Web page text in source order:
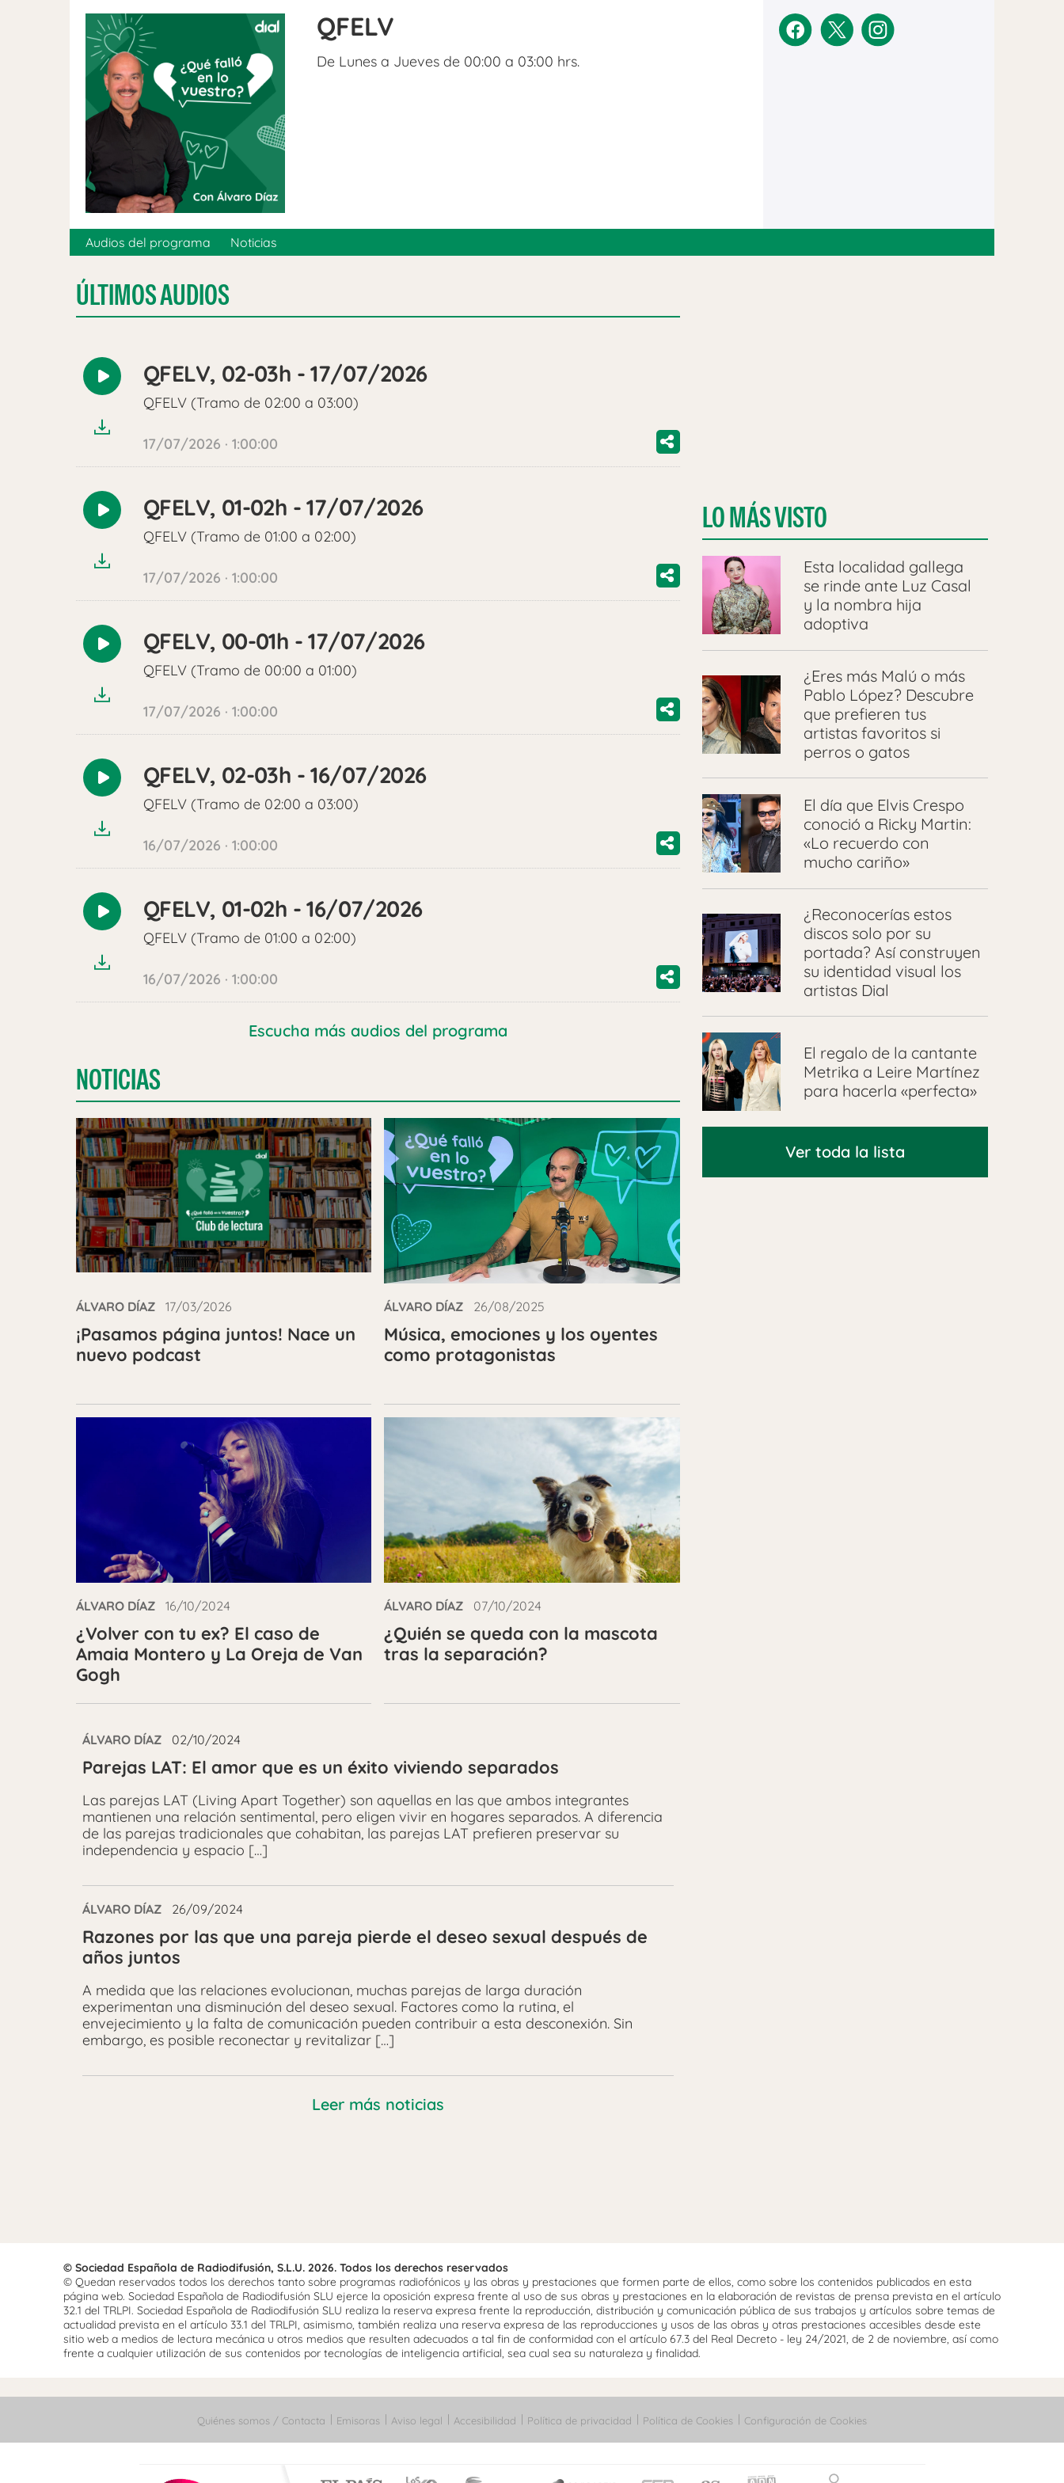
QFELV
De Lunes a Jueves de 00:00 a 03:00 hrs.
Audios del programa Noticias
ÚLTIMOS AUDIOS
ReproducirQFELV, 02-03h - 17/07/2026
QFELV (Tramo de 02:00 a 03:00)
17/07/2026 · 1:00:00
ReproducirQFELV, 01-02h - 17/07/2026
QFELV (Tramo de 01:00 a 02:00)
17/07/2026 · 1:00:00
ReproducirQFELV, 00-01h - 17/07/2026
QFELV (Tramo de 00:00 a 01:00)
17/07/2026 · 1:00:00
ReproducirQFELV, 02-03h - 16/07/2026
QFELV (Tramo de 02:00 a 03:00)
16/07/2026 · 1:00:00
ReproducirQFELV, 01-02h - 16/07/2026
QFELV (Tramo de 01:00 a 02:00)
16/07/2026 · 1:00:00
Escucha más audios del programa
NOTICIAS
ÁLVARO DÍAZ 17/03/2026
¡Pasamos página juntos! Nace un
nuevo podcast
ÁLVARO DÍAZ 26/08/2025
Música, emociones y los oyentes
como protagonistas
ÁLVARO DÍAZ 16/10/2024
¿Volver con tu ex? El caso de
Amaia Montero y La Oreja de Van
Gogh
ÁLVARO DÍAZ 07/10/2024
¿Quién se queda con la mascota
tras la separación?
ÁLVARO DÍAZ 02/10/2024
Parejas LAT: El amor que es un éxito viviendo separados
Las parejas LAT (Living Apart Together) son aquellas en las que ambos integrantes
mantienen una relación sentimental, pero eligen vivir en hogares separados. A diferencia
de las parejas tradicionales que cohabitan, las parejas LAT prefieren preservar su
independencia y espacio […]
ÁLVARO DÍAZ 26/09/2024
Razones por las que una pareja pierde el deseo sexual después de
años juntos
A medida que las relaciones evolucionan, muchas parejas de larga duración
experimentan una disminución del deseo sexual. Factores como la rutina, el
envejecimiento y la falta de comunicación pueden contribuir a esta desconexión. Sin
embargo, es posible reconectar y revitalizar […]
Leer más noticias
LO MÁS VISTO
Esta localidad gallega
se rinde ante Luz Casal
y la nombra hija
adoptiva
¿Eres más Malú o más
Pablo López? Descubre
que prefieren tus
artistas favoritos si
perros o gatos
El día que Elvis Crespo
conoció a Ricky Martin:
«Lo recuerdo con
mucho cariño»
¿Reconocerías estos
discos solo por su
portada? Así construyen
su identidad visual los
artistas Dial
El regalo de la cantante
Metrika a Leire Martínez
para hacerla «perfecta»
Ver toda la lista
© Sociedad Española de Radiodifusión, S.L.U. 2026. Todos los derechos reservados
© Quedan reservados todos los derechos tanto sobre programas radiofónicos y las obras y prestaciones que formen parte de ellos, como sobre los contenidos publicados en esta
página web. Sociedad Española de Radiodifusión SLU ejerce la oposición expresa frente al uso de sus obras y prestaciones en la elaboración de revistas de prensa prevista en el artículo
32.1 del TRLPI. Sociedad Española de Radiodifusión SLU realiza la reserva expresa frente la reproducción, distribución y comunicación pública de sus trabajos y artículos sobre temas de
actualidad prevista en el artículo 33.1 del TRLPI, asimismo, también realiza una reserva expresa de las reproducciones y usos de las obras y otras prestaciones accesibles desde este
sitio web a medios de lectura mecánica u otros medios que resulten adecuados a tal fin de conformidad con el artículo 67.3 del Real Decreto - ley 24/2021, de 2 de noviembre, así como
frente a cualquier utilización de sus contenidos por tecnologías de inteligencia artificial, sea cual sea su naturaleza y finalidad.
Quiénes somos / Contacta Emisoras Aviso legal Accesibilidad Política de privacidad Política de Cookies Configuración de Cookies